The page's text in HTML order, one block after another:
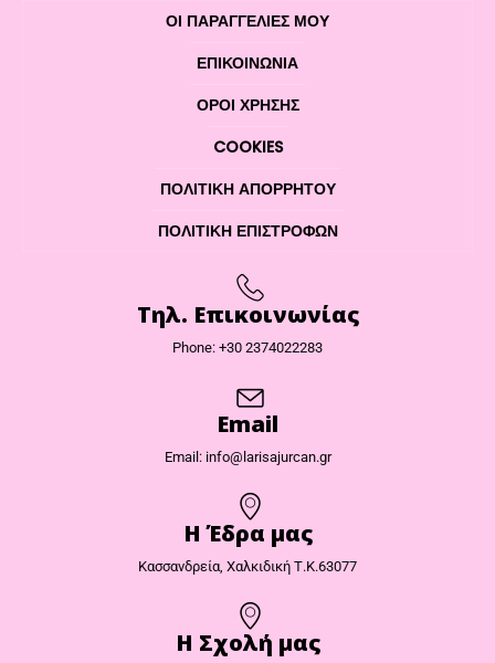
ΟΙ ΠΑΡΑΓΓΕΛΙΕΣ ΜΟΥ
ΕΠΙΚΟΙΝΩΝΊΑ
ΌΡΟΙ ΧΡΉΣΗΣ
COOKIES
ΠΟΛΙΤΙΚΉ ΑΠΟΡΡΉΤΟΥ
ΠΟΛΙΤΙΚΉ ΕΠΙΣΤΡΟΦΏΝ
Τηλ. Επικοινωνίας
Phone: +30 2374022283
Email
Email: info@larisajurcan.gr
Η Έδρα μας​
Κασσανδρεία, Χαλκιδική Τ.Κ.63077
Η Σχολή μας